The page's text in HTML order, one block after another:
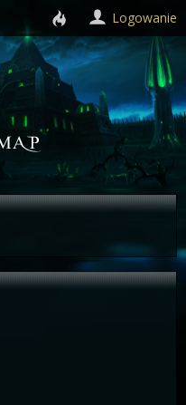
Logowanie